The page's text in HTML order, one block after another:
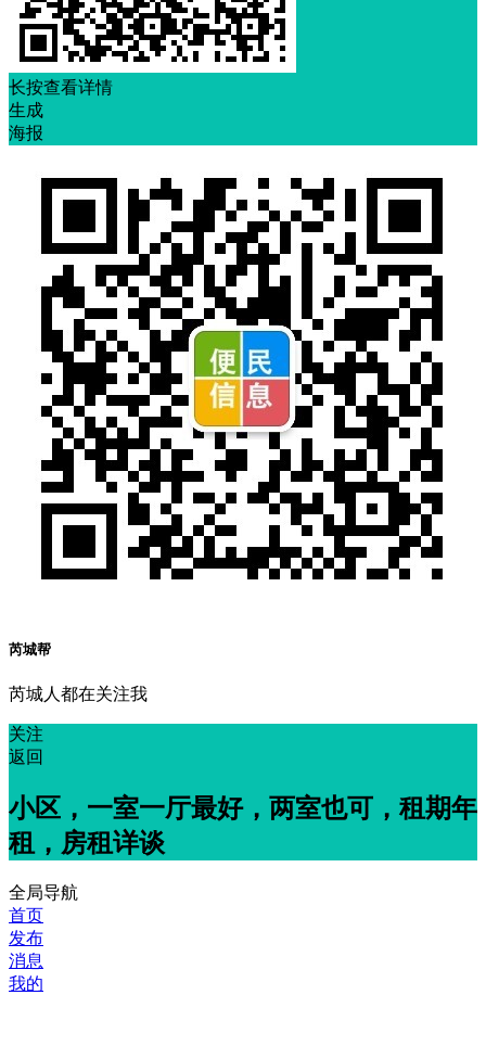
长按查看详情
生成
海报
芮城帮
芮城人都在关注我
关注
返回
小区，一室一厅最好，两室也可，租期年
租，房租详谈
全局导航
首页
发布
消息
我的